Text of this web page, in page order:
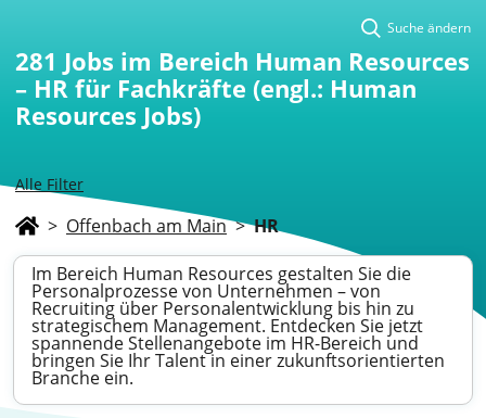
Alle Filter
Suche ändern
281 Jobs im Bereich Human Resources
– HR für Fachkräfte (engl.: Human
Resources Jobs)
> Offenbach am Main > HR
Im Bereich Human Resources gestalten Sie die
Personalprozesse von Unternehmen – von
Recruiting über Personalentwicklung bis hin zu
strategischem Management. Entdecken Sie jetzt
spannende Stellenangebote im HR-Bereich und
bringen Sie Ihr Talent in einer zukunftsorientierten
Branche ein.